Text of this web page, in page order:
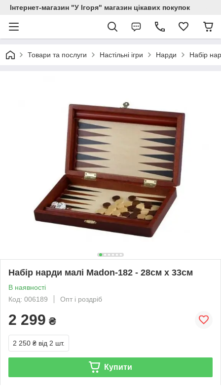
Інтернет-магазин "У Ігоря" магазин цікавих покупок
Товари та послуги Настільні ігри Нарди Набір
Набір нарди малі Madon-182 - 28см х 33см
В наявності
Код: 006189
Опт і роздріб
2 299 ₴
2 250 ₴ від 2 шт.
Купити